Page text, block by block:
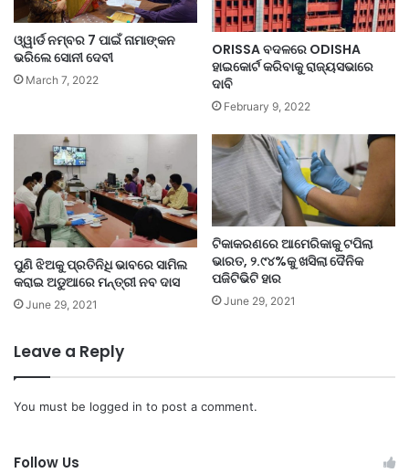
ଓ୍ୱାର୍ଡ ନମ୍ବର 7 ପାଇଁ ନାମାଙ୍କନ
ଭରିଲେ ସୋନୀ ଦେବୀ
March 7, 2022
ORISSA ବଦଳରେ ODISHA
ହାଇକୋର୍ଟ କରିବାକୁ ରାଜ୍ୟସଭାରେ
ଦାବି
February 9, 2022
ପୁଣି ଝିଅକୁ ପ୍ରତିନିଧି ଭାବରେ ସାମିଲ
କରାଇ ଅଡୁଆରେ ମନ୍ତ୍ରୀ ନବ ଦାସ
June 29, 2021
ଟିକାକରଣରେ ଆମେରିକାକୁ ଟପିଲା
ଭାରତ, ୨.୯୪%କୁ ଖସିଲା ଦୈନିକ
ପଜିଟିଭିଟି ହାର
June 29, 2021
Leave a Reply
You must be logged in to post a comment.
Follow Us